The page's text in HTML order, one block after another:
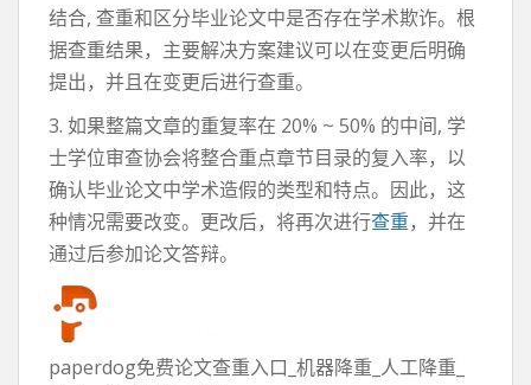
结合, 查重和区分毕业论文中是否存在学术欺诈。根
据查重结果，主要解决方案建议可以在变更后明确
提出，并且在变更后进行查重。
3. 如果整篇文章的重复率在 20% ~ 50% 的中间, 学
士学位审查协会将整合重点章节目录的复入率，以
确认毕业论文中学术造假的类型和特点。因此，这
种情况需要改变。更改后，将再次进行查重，并在
通过后参加论文答辩。
paperdog免费论文查重入口_机器降重_人工降重_